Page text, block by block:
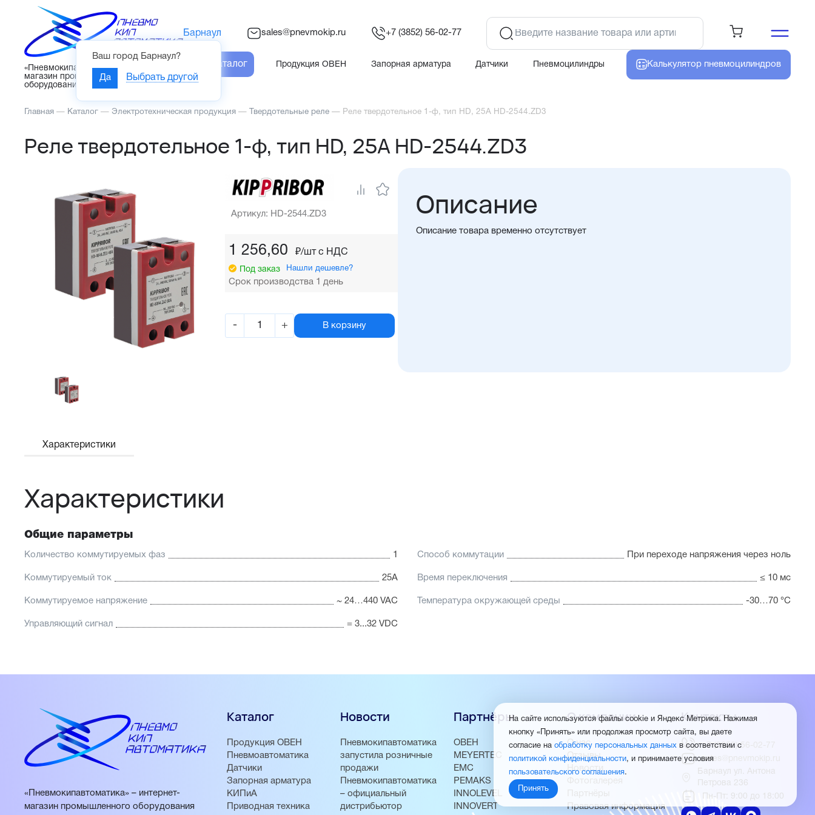
«Пневмокипавтоматика» – интернет-
магазин промышленного
оборудования
Барнаул
Ваш город Барнаул?
Да Выбрать другой
sales@pnevmokip.ru +7 (3852) 56-02-77
Каталог Продукция ОВЕН Запорная арматура Датчики Пневмоцилиндры Калькулятор пневмоцилиндров
Главная — Каталог — Электротехническая продукция — Твердотельные реле — Реле твердотельное 1-ф, тип HD, 25А HD-2544.ZD3
Реле твердотельное 1-ф, тип HD, 25А HD-2544.ZD3
Артикул: HD-2544.ZD3
1 256,60 ₽/шт c НДС
Под заказ Нашли дешевле?
Срок производства 1 день
- + В корзину
Описание
Описание товара временно отсутствует
Характеристики
Характеристики
Общие параметры
Количество коммутируемых фаз 1 Способ коммутации При переходе напряжения через ноль
Коммутируемый ток 25А Время переключения ≤ 10 мс
Коммутируемое напряжение ~ 24…440 VAC Температура окружающей среды -30…70 °C
Управляющий сигнал = 3...32 VDC
«Пневмокипавтоматика» – интернет-
магазин промышленного оборудования
Каталог
Продукция ОВЕН
Пневмоавтоматика
Датчики
Запорная арматура
КИПиА
Приводная техника
Новости
Пневмокипавтоматика
запустила розничные
продажи
Пневмокипавтоматика
– официальный
дистрибьютор
Партнёры
ОВЕН
MEYERTEC
EMC
PEMAKS
INNOLEVEL
INNOVERT
О компании
О нас
Отзывы
Новости
Фотогалерея
Партнёры
Правовая информация
Контакты
+7 (3852) 56-02-77
sales@pnevmokip.ru
Барнаул ул. Антона
Петрова 236
Пн-Пт: 9:00 до 18:00
На сайте используются файлы cookie и Яндекс Метрика. Нажимая
кнопку «Принять» или продолжая просмотр сайта, вы даете
согласие на обработку персональных данных в соответствии с
политикой конфиденциальности, и принимаете условия
пользовательского соглашения.
Принять